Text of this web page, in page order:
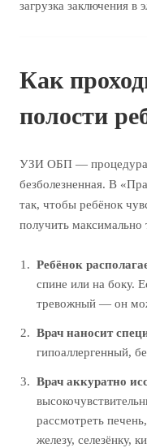
загрузка заключения в
Как
полости
УЗИ ОБП — процедура
безболезненная. В
так, чтобы ребёнок
получить
Ребёнок
спине или на боку.
тревожный — он
Врач наносит
гипоаллергенный,
Врач аккуратно
рассмотреть
железу, селезёнку,